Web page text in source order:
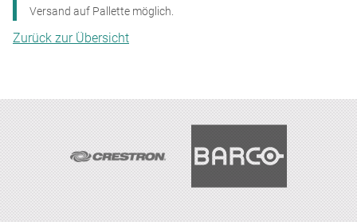
Versand auf Pallette möglich.
Zurück zur Übersicht